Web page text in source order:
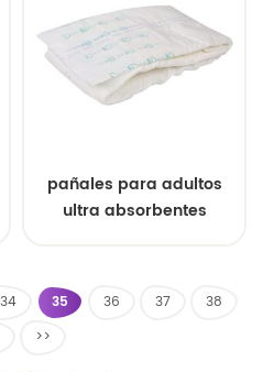
pañales para adultos
ultra absorbentes
34 35 36 37
38
>>